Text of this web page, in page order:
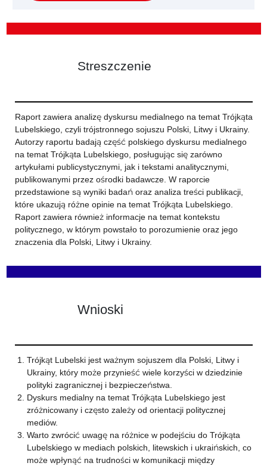
Streszczenie
Raport zawiera analizę dyskursu medialnego na temat Trójkąta
Lubelskiego, czyli trójstronnego sojuszu Polski, Litwy i Ukrainy.
Autorzy raportu badają część polskiego dyskursu medialnego
na temat Trójkąta Lubelskiego, posługując się zarówno
artykułami publicystycznymi, jak i tekstami analitycznymi,
publikowanymi przez ośrodki badawcze. W raporcie
przedstawione są wyniki badań oraz analiza treści publikacji,
które ukazują różne opinie na temat Trójkąta Lubelskiego.
Raport zawiera również informacje na temat kontekstu
politycznego, w którym powstało to porozumienie oraz jego
znaczenia dla Polski, Litwy i Ukrainy.
Wnioski
Trójkąt Lubelski jest ważnym sojuszem dla Polski, Litwy i
Ukrainy, który może przynieść wiele korzyści w dziedzinie
polityki zagranicznej i bezpieczeństwa.
Dyskurs medialny na temat Trójkąta Lubelskiego jest
zróżnicowany i często zależy od orientacji politycznej
mediów.
Warto zwrócić uwagę na różnice w podejściu do Trójkąta
Lubelskiego w mediach polskich, litewskich i ukraińskich, co
może wpłynąć na trudności w komunikacji między